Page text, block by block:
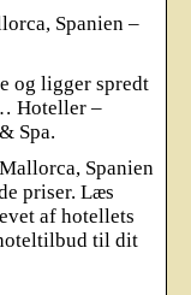
Spanien –
og ligger spredt
Hoteller –
Spa.
Spanien
priser. Læs
af hotellets
til dit